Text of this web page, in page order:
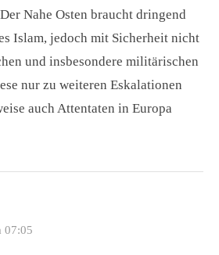
Nahe Osten braucht dringend
Islam, jedoch mit Sicherheit nicht
und insbesondere militärischen
nur zu weiteren Eskalationen
auch Attentaten in Europa
07:05